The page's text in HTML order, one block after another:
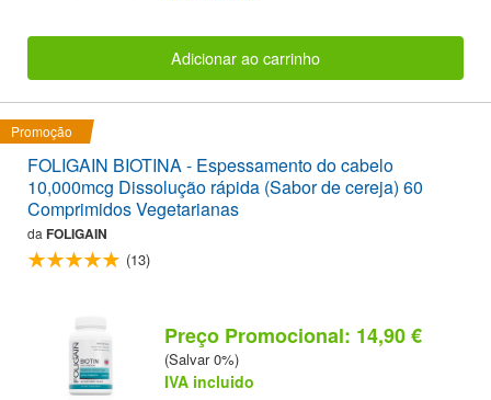
Adicionar ao carrinho
Promoção
FOLIGAIN BIOTINA - Espessamento do cabelo
10,000mcg Dissolução rápida (Sabor de cereja) 60
Comprimidos Vegetarianas
da FOLIGAIN
(13)
Preço Promocional: 14,90 €
(Salvar 0%)
IVA incluido